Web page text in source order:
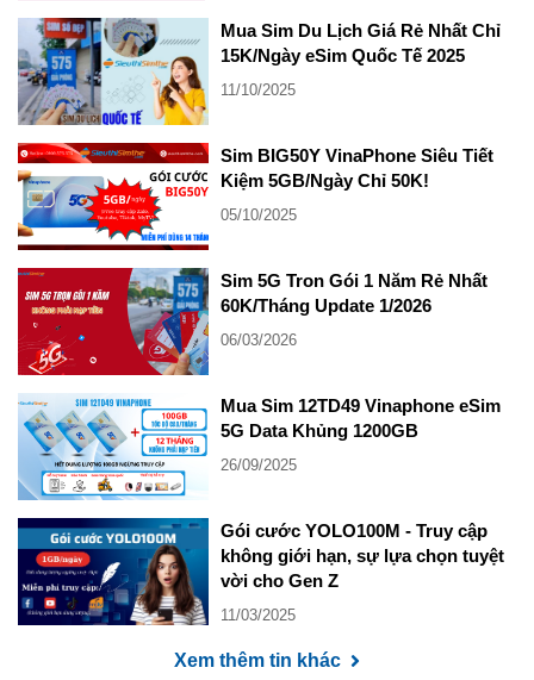
Mua Sim Du Lịch Giá Rẻ Nhất Chỉ
15K/Ngày eSim Quốc Tế 2025
11/10/2025
Sim BIG50Y VinaPhone Siêu Tiết
Kiệm 5GB/Ngày Chỉ 50K!
05/10/2025
Sim 5G Tron Gói 1 Năm Rẻ Nhất
60K/Tháng Update 1/2026
06/03/2026
Mua Sim 12TD49 Vinaphone eSim
5G Data Khủng 1200GB
26/09/2025
Gói cước YOLO100M - Truy cập
không giới hạn, sự lựa chọn tuyệt
vời cho Gen Z
11/03/2025
Xem thêm tin khác